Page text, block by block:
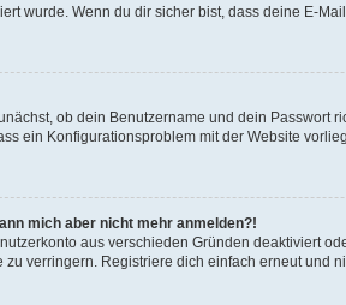
wurde. Wenn du dir sicher bist, dass deine E-
ob dein Benutzername und dein
ein Konfigurationsproblem mit der Website
mich aber nicht mehr anmelden?!
aus verschieden Gründen deaktiviert
verringern. Registriere dich einfach erneut und